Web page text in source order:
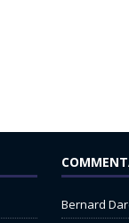
Bernard